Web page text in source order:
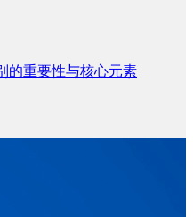
的重要性与核心元素